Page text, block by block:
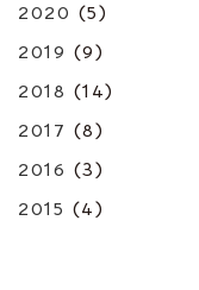
2020 (5)
2019 (9)
2018 (14)
2017 (8)
2016 (3)
2015 (4)